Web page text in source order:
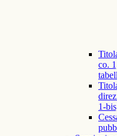
co.
1-